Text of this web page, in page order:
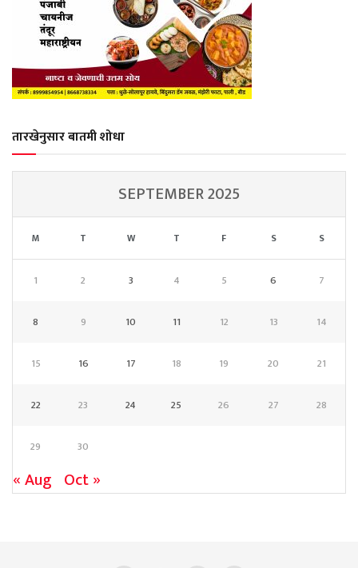
तारखेनुसार बातमी शोधा
SEPTEMBER 2025
M T W T F S S
1 2 3 4 5 6 7
8 9 10 11 12 13 14
15 16 17 18 19 20 21
22 23 24 25 26 27 28
29 30
« Aug Oct »